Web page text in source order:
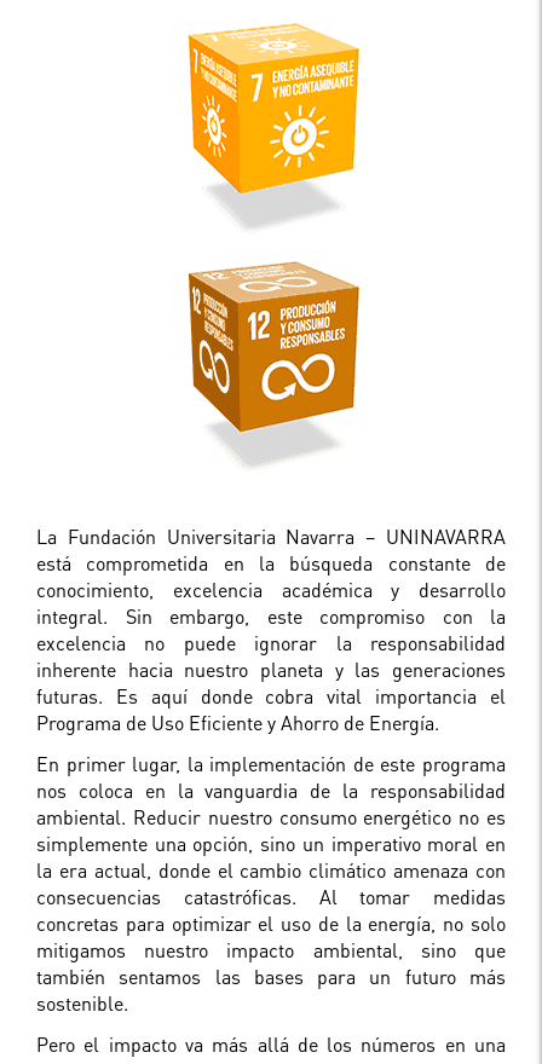
La Fundación Universitaria Navarra – UNINAVARRA
está comprometida en la búsqueda constante de
conocimiento, excelencia académica y desarrollo
integral. Sin embargo, este compromiso con la
excelencia no puede ignorar la responsabilidad
inherente hacia nuestro planeta y las generaciones
futuras. Es aquí donde cobra vital importancia el
Programa de Uso Eficiente y Ahorro de Energía.
En primer lugar, la implementación de este programa
nos coloca en la vanguardia de la responsabilidad
ambiental. Reducir nuestro consumo energético no es
simplemente una opción, sino un imperativo moral en
la era actual, donde el cambio climático amenaza con
consecuencias catastróficas. Al tomar medidas
concretas para optimizar el uso de la energía, no solo
mitigamos nuestro impacto ambiental, sino que
también sentamos las bases para un futuro más
sostenible.
Pero el impacto va más allá de los números en una